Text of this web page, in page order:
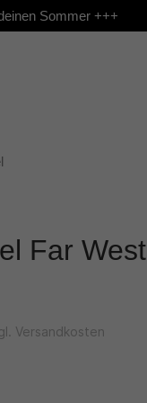
Sommer +++
Far West
Versandkosten